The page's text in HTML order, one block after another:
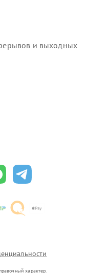
и выходных
характер.